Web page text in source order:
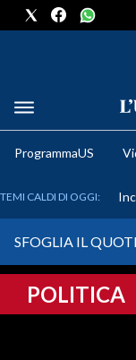
METEO
CRONACA SARDEGNA
ProgrammaUS
TEMI CALDI DI OGGI:
SFOGLIA IL
POLITICA